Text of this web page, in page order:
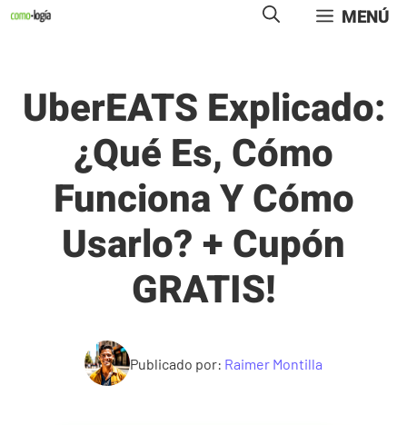
Saltar
MENÚ
UberEATS Explicado:
¿Qué Es, Cómo
Funciona Y Cómo
Usarlo? + Cupón
GRATIS!
Publicado por: Raimer Montilla